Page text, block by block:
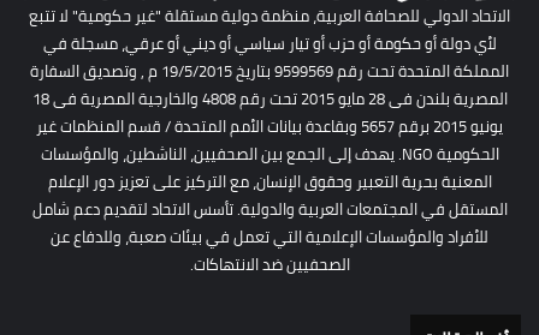
الاتحاد الدولي للصحافة العربية، منظمة دولية مستقلة "غير حكومية" لا تتبع
لأي دولة أو حكومة أو حزب أو تيار سياسي أو ديني أو عرقي، مسجلة في
المملكة المتحدة تحت رقم 9599569 بتاريخ 19/5/2015 م , وتصديق السفارة
المصرية بلندن فى 28 مايو 2015 تحت رقم 4808 والخارجية المصرية فى 18
يونيو 2015 برقم 5657 وبقاعدة بيانات الأمم المتحدة / قسم المنظمات غير
الحكومية NGO. يهدف إلى الجمع بين الصحفيين، الناشطين، والمؤسسات
المعنية بحرية التعبير وحقوق الإنسان، مع التركيز على تعزيز دور الإعلام
المستقل في المجتمعات العربية والدولية. تأسس الاتحاد لتقديم دعم شامل
للأفراد والمؤسسات الإعلامية التي تعمل في بيئات صعبة، وللدفاع عن
الصحفيين ضد الانتهاكات.